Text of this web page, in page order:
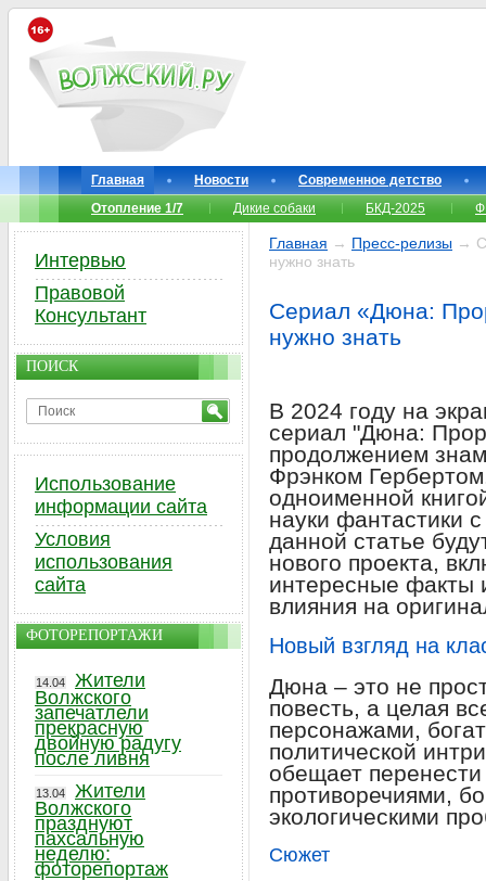
Главная Новости
Современное детство
Отопление 1/7
Дикие собаки БКД-2025
Главная → Пресс-релизы →
нужно знать
Сериал «Дюна:
нужно знать
В 2024 году на
сериал "Дюна:
продолжением
Фрэнком
одноименной
науки фантастики
данной статье
нового проекта,
интересные факты
влияния на
Новый взгляд на
Дюна – это не
повесть, а целая
персонажами,
политической
обещает
противоречиями,
экологическими
Сюжет
Интервью
Правовой
Консультант
ПОИСК
Использование
информации сайта
Условия
использования
сайта
ФОТОРЕПОРТАЖИ
14.04
Жители
Волжского
запечатлели
прекрасную
двойную радугу
после ливня
13.04
Жители
Волжского
празднуют
пахсальную
неделю:
фоторепортаж